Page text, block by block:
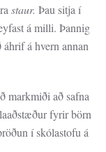
staur. Þau sitja í
á milli. Þannig
á hvern annan
markmiði að safna
fyrir börn
í skólastofu á